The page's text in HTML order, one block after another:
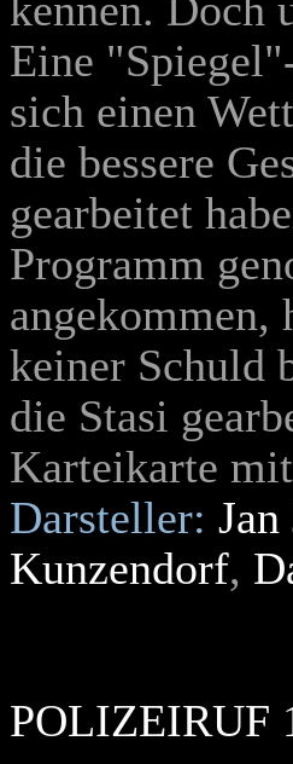
Eine
sich einen
die bessere
gearbeitet
Programm
angekommen,
keiner Schuld
die Stasi
Karteikarte
Darsteller:
Kunzendorf,
POLIZEIRUF